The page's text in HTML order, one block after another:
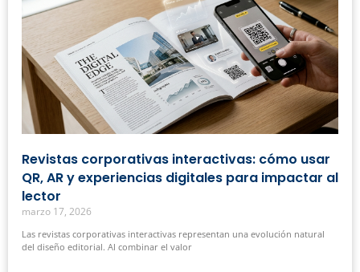
Revistas corporativas interactivas: cómo usar
QR, AR y experiencias digitales para impactar al
lector
marzo 17, 2026
Las revistas corporativas interactivas representan una evolución natural
del diseño editorial. Al combinar el valor